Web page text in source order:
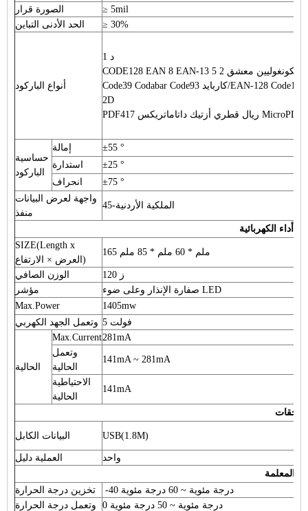
الصورة قرار
≥ 5mil
≥ 30%
أنواع الباركود
د 1
CODE128 EAN 8 EAN-13 اتحاد الوطنيين الكونغوليين-ه من اتحاد الوطنيين الكونغوليين معشق 2 5 ITF14 مصفوفة 25
2D
حساسية
الباركود
إمالة
±55 °
استدارة
±25 °
انحراف
±75 °
واجهة لعرض البيانات
منفذ
الملكية الأردنية-45
و أداء الكهربائية
SIZE(Length x
العرض × الارتفاع)
165 ملم * 60 ملم * 85 ملم
الوزن الصافي
ز 120
صفارة الإنذار وعلى ضوء LED
Max.Power
1405mw
وتعمل الجهد الكهربي
5 فولت
الحالية
Max.Current281mA
وتعمل
الحالية
141mA ~ 281mA
الاحتياطية
الحالية
141mA
البيانات الكابل USB(1.8M)
واحد
المعلمة
-40 درجة مئوية ~ 60 درجة مئوية
وتعمل درجة الحرارة
0 درجة مئوية ~ 50 درجة مئوية